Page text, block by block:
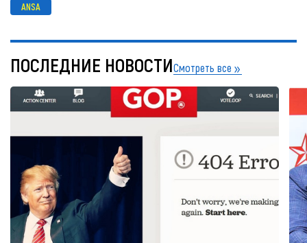
ANSA
ПОСЛЕДНИЕ НОВОСТИСмотреть все